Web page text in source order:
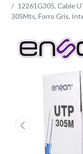
12261G305, Cable
305Mts, Forro Gris,